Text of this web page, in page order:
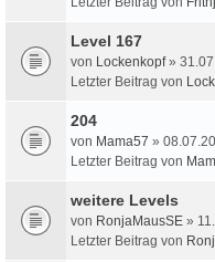
Level 167
von Lockenkopf»
Letzter Beitrag von
204
von Mama57 »
Letzter Beitrag von
weitere Levels
von RonjaMausSE »
Letzter Beitrag von